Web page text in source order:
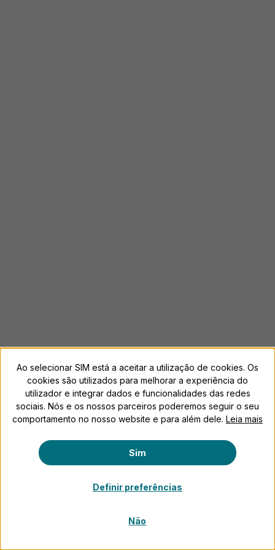
Ao selecionar SIM está a aceitar a utilização de cookies. Os
cookies são utilizados para melhorar a experiência do
utilizador e integrar dados e funcionalidades das redes
sociais. Nós e os nossos parceiros poderemos seguir o seu
comportamento no nosso website e para além dele. Leia mais
Sim
Definir preferências
Não